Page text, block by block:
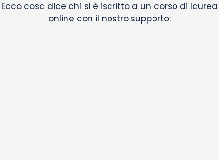
Ecco cosa dice chi si è iscritto a un corso di laurea
online con il nostro supporto: